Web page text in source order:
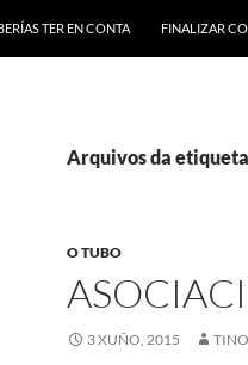
TER EN CONTA FINALIZAR
Arquivos da
O TUBO
3 XUÑO, 2015 TINO